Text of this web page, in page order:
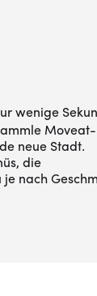
wenige
Moveat-
neue Stadt.
die
nach